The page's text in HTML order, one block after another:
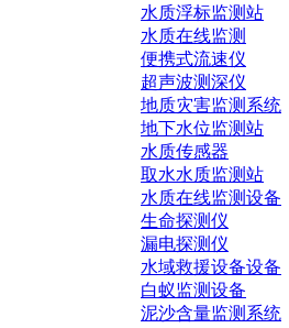
水质浮标监测站
水质在线监测
便携式流速仪
超声波测深仪
地质灾害监测系统
地下水位监测站
水质传感器
取水水质监测站
水质在线监测设备
生命探测仪
漏电探测仪
水域救援设备设备
白蚁监测设备
泥沙含量监测系统